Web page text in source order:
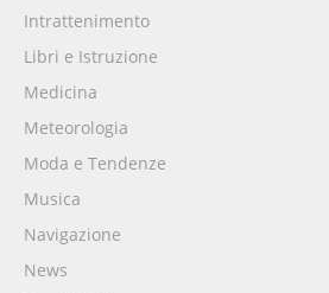
Intrattenimento
Libri e Istruzione
Medicina
Meteorologia
Moda e Tendenze
Musica
Navigazione
News